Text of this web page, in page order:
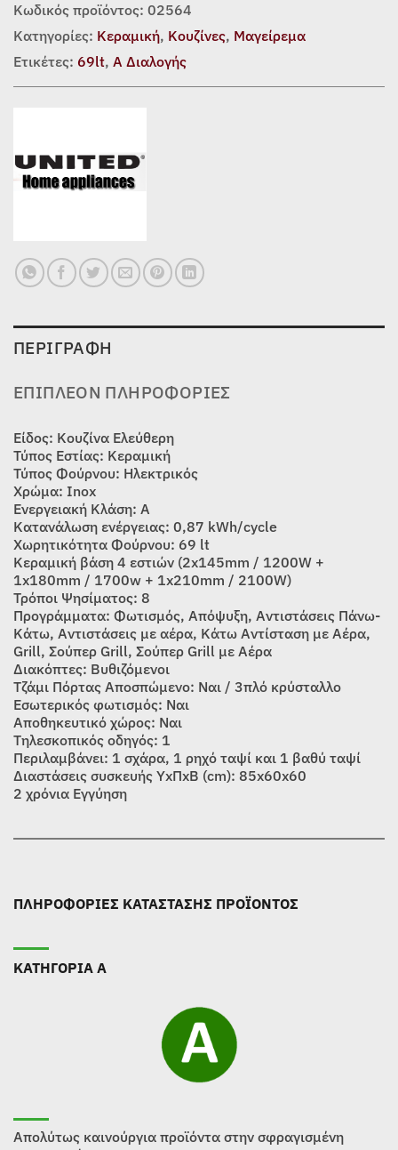
Κωδικός προϊόντος: 02564
Κατηγορίες: Κεραμική, Κουζίνες, Μαγείρεμα
Ετικέτες: 69lt, Α Διαλογής
ΠΕΡΙΓΡΑΦΉ
ΕΠΙΠΛΈΟΝ ΠΛΗΡΟΦΟΡΊΕΣ
Είδος: Κουζίνα Ελεύθερη
Τύπος Εστίας: Κεραμική
Τύπος Φούρνου: Ηλεκτρικός
Χρώμα: Inox
Ενεργειακή Κλάση: Α
Κατανάλωση ενέργειας: 0,87 kWh/cycle
Χωρητικότητα Φούρνου: 69 lt
Κεραμική βάση 4 εστιών (2x145mm / 1200W +
1x180mm / 1700w + 1x210mm / 2100W)
Τρόποι Ψησίματος: 8
Προγράμματα: Φωτισμός, Απόψυξη, Αντιστάσεις Πάνω-
Κάτω, Αντιστάσεις με αέρα, Κάτω Αντίσταση με Αέρα,
Grill, Σούπερ Grill, Σούπερ Grill με Αέρα
Διακόπτες: Βυθιζόμενοι
Τζάμι Πόρτας Αποσπώμενο: Ναι / 3πλό κρύσταλλο
Εσωτερικός φωτισμός: Ναι
Αποθηκευτικό χώρος: Ναι
Τηλεσκοπικός οδηγός: 1
Περιλαμβάνει: 1 σχάρα, 1 ρηχό ταψί και 1 βαθύ ταψί
Διαστάσεις συσκευής ΥxΠxΒ (cm): 85x60x60
2 χρόνια Εγγύηση
ΠΛΗΡΟΦΟΡΙΕΣ ΚΑΤΑΣΤΑΣΗΣ ΠΡΟΪΟΝΤΟΣ
ΚΑΤΗΓΟΡΙΑ Α
Απολύτως καινούργια προϊόντα στην σφραγισμένη